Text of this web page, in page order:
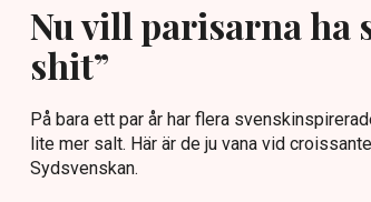
Nu vill parisarna ha
shit”
På bara ett par år har flera
lite mer salt. Här är de ju vana vid
Sydsvenskan.